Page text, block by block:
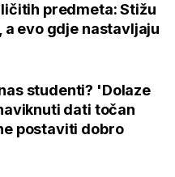
predmeta: Stižu
a evo gdje nastavljaju
studenti? 'Dolaze
dati točan
postaviti dobro